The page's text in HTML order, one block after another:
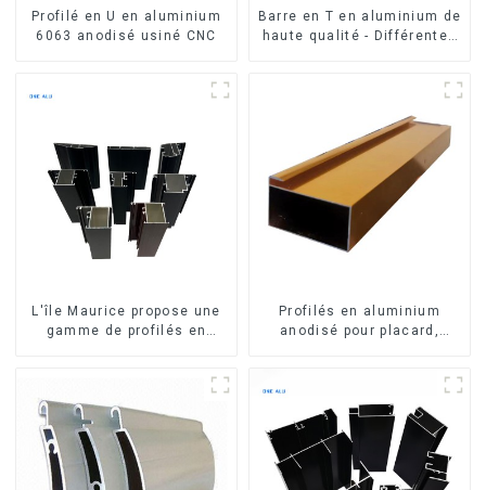
Profilé en U en aluminium
6063 anodisé usiné CNC
Barre en T en aluminium de
haute qualité - Différentes
L'île Maurice propose une
gamme de profilés en
Profilés en aluminium
anodisé pour placard,